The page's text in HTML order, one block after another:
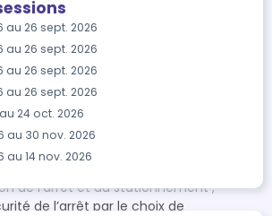
et gestion du stress
lors des changements de
du volant, trajectoire), lors des
de vitesse (sauf si boîte de vitesses
et
afin d’éviter les décélérations ou
de directions brutaux (ajustement de
d’un feu tricolore, anticipation des
des
de l’arrêt et du stationnement ; -
de l’arrêt par le choix de
Mise en situation réelle
outils professionnels Jeu de rôles
au 26 sept. 2026
au 26 sept. 2026
au 26 sept. 2026
au 26 sept. 2026
24 oct. 2026
au 30 nov. 2026
au 14 nov. 2026